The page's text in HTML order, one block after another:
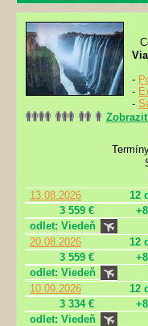
-
-
-
13.08.2026
12
3 559 €
odlet: Viedeň
20.08.2026
12
3 559 €
odlet: Viedeň
10.09.2026
12
3 334 €
odlet: Viedeň